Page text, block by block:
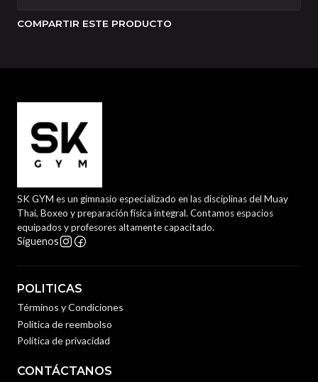
COMPARTIR ESTE PRODUCTO
SK GYM es un gimnasio especializado en las disciplinas del Muay
Thai, Boxeo y preparación física integral. Contamos espacios
equipados y profesores altamente capacitado.
Síguenos
POLITICAS
Términos y Condiciones
Politica de reembolso
Política de privacidad
CONTÁCTANOS